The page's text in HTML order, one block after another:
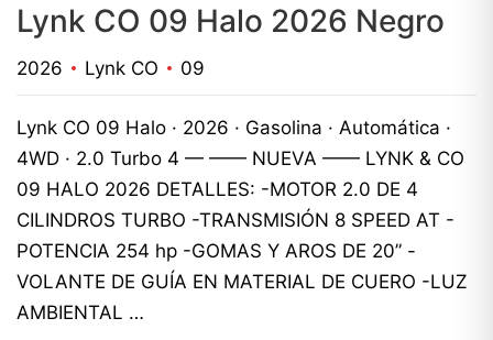
Lynk CO 09 Halo 2026 Negro
2026 Lynk CO 09
Lynk CO 09 Halo · 2026 · Gasolina · Automática ·
4WD · 2.0 Turbo 4 — —— NUEVA —— LYNK & CO
09 HALO 2026 DETALLES: -MOTOR 2.0 DE 4
CILINDROS TURBO -TRANSMISIÓN 8 SPEED AT -
POTENCIA 254 hp -GOMAS Y AROS DE 20” -
VOLANTE DE GUÍA EN MATERIAL DE CUERO -LUZ
AMBIENTAL …